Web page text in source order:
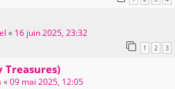
« 16 juin 2025, 23:32
1 2 3
Treasures)
«09 mai 2025, 12:05